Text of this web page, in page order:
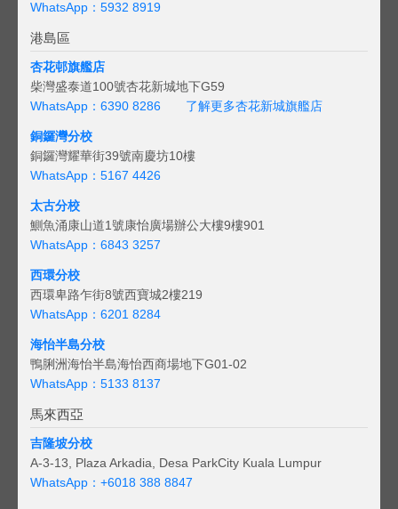
WhatsApp：5932 8919
港島區
杏花邨旗艦店
柴灣盛泰道100號杏花新城地下G59
WhatsApp：6390 8286
了解更多杏花新城旗艦店
銅鑼灣分校
銅鑼灣耀華街39號南慶坊10樓
WhatsApp：5167 4426
太古分校
鰂魚涌康山道1號康怡廣場辦公大樓9樓901
WhatsApp：6843 3257
西環分校
西環卑路乍街8號西寶城2樓219
WhatsApp：6201 8284
海怡半島分校
鴨脷洲海怡半島海怡西商場地下G01-02
WhatsApp：5133 8137
馬來西亞
吉隆坡分校
A-3-13, Plaza Arkadia, Desa ParkCity Kuala Lumpur
WhatsApp： +6018 388 8847